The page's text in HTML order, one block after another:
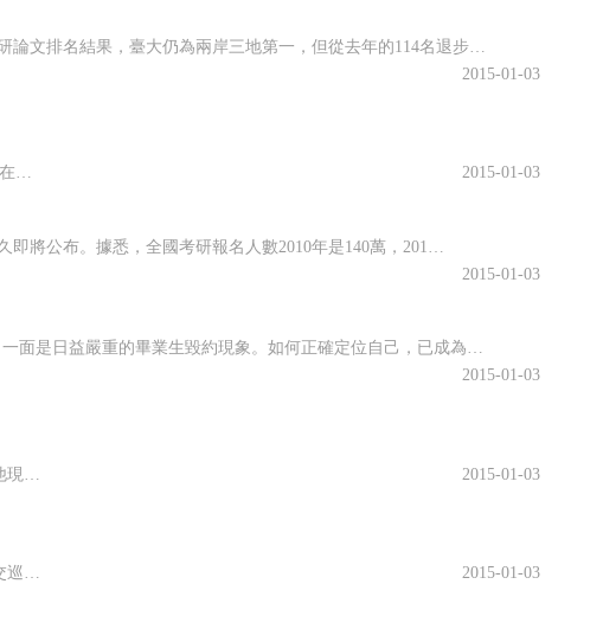
據臺灣《聯合報》報道，臺灣“高教評鑒中心”最近公布2011世界大學科研論文排名結果，臺大仍為兩岸三地第一，但從去年的114名退步到120名，大陸北京清華大學123名、北京大學127名，緊追臺大之后。全球排名第一仍由美國哈佛大學蟬聯，亞太地區日本東京大學居冠，排16名；華人四地中，新加坡國立大學從84名進步到72名，遙遙領先臺大。臺灣今年6校進500大，去年退出榜外的陽明再次
2015-01-03
2015-01-03
2015-01-03
“招賢嘍！”一招聘人員站在凳子上吆喝。一面是熱火朝天的招聘考試，一面是日益嚴重的畢業生毀約現象。如何正確定位自己，已成為一個不可回避的問題。11月1日、2日兩天的河北省秋季人才招聘會上，記者在采訪中發現，現在很多大學生找工作比較“隨遇而安”，打算招聘時能簽到哪里就去哪里。先簽一個做“保底”，找到更好的工作，或者考上研究生或公務
2015-01-03
2015-01-03
2015-01-03